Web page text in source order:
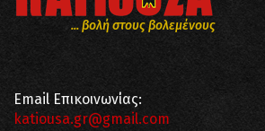
... βολή στους βολεμένους
Email Επικοινωνίας:
katiousa.gr@gmail.com